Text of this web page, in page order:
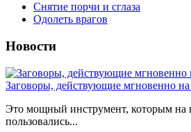
Снятие порчи и сглаза
Одолеть врагов
Новости
Заговоры, действующие мгновенно
Это мощный инструмент, которым на
пользовались...